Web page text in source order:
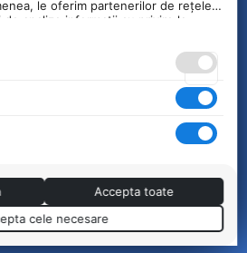
le oferim partenerilor de rețele
analize informații cu privire la
ul nostru. Aceștia le pot combina cu
cele necesare
Accepta toate